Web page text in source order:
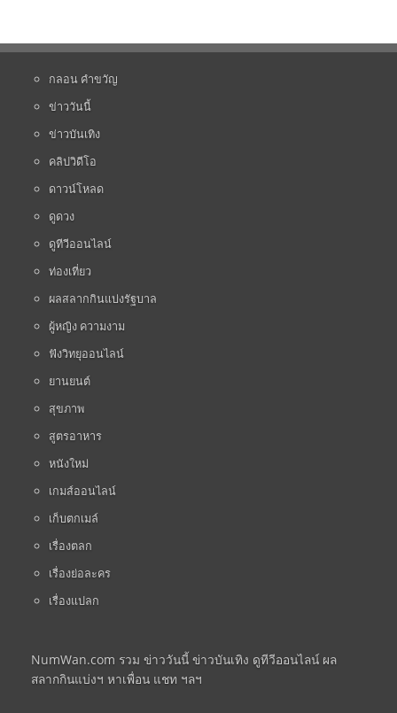
กลอน คำขวัญ
ข่าววันนี้
ข่าวบันเทิง
คลิปวิดีโอ
ดาวน์โหลด
ดูดวง
ดูทีวีออนไลน์
ท่องเที่ยว
ผลสลากกินแบ่งรัฐบาล
ผู้หญิง ความงาม
ฟังวิทยุออนไลน์
ยานยนต์
สุขภาพ
สูตรอาหาร
หนังใหม่
เกมส์ออนไลน์
เก็บตกเมล์
เรื่องตลก
เรื่องย่อละคร
เรื่องแปลก
NumWan.com รวม ข่าววันนี้ ข่าวบันเทิง ดูทีวีออนไลน์ ผล
สลากกินแบ่งฯ หาเพื่อน แชท ฯลฯ